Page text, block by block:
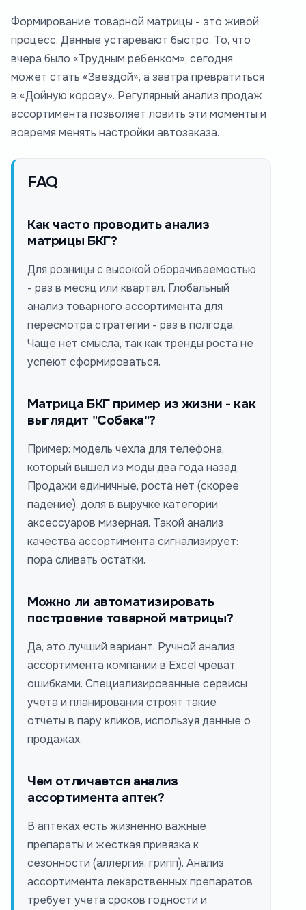
Формирование товарной матрицы - это живой
процесс. Данные устаревают быстро. То, что
вчера было «Трудным ребенком», сегодня
может стать «Звездой», а завтра превратиться
в «Дойную корову». Регулярный анализ продаж
ассортимента позволяет ловить эти моменты и
вовремя менять настройки автозаказа.
FAQ
Как часто проводить анализ
матрицы БКГ?
Для розницы с высокой оборачиваемостью
- раз в месяц или квартал. Глобальный
анализ товарного ассортимента для
пересмотра стратегии - раз в полгода.
Чаще нет смысла, так как тренды роста не
успеют сформироваться.
Матрица БКГ пример из жизни - как
выглядит "Собака"?
Пример: модель чехла для телефона,
который вышел из моды два года назад.
Продажи единичные, роста нет (скорее
падение), доля в выручке категории
аксессуаров мизерная. Такой анализ
качества ассортимента сигнализирует:
пора сливать остатки.
Можно ли автоматизировать
построение товарной матрицы?
Да, это лучший вариант. Ручной анализ
ассортимента компании в Excel чреват
ошибками. Специализированные сервисы
учета и планирования строят такие
отчеты в пару кликов, используя данные о
продажах.
Чем отличается анализ
ассортимента аптек?
В аптеках есть жизненно важные
препараты и жесткая привязка к
сезонности (аллергия, грипп). Анализ
ассортимента лекарственных препаратов
требует учета сроков годности и